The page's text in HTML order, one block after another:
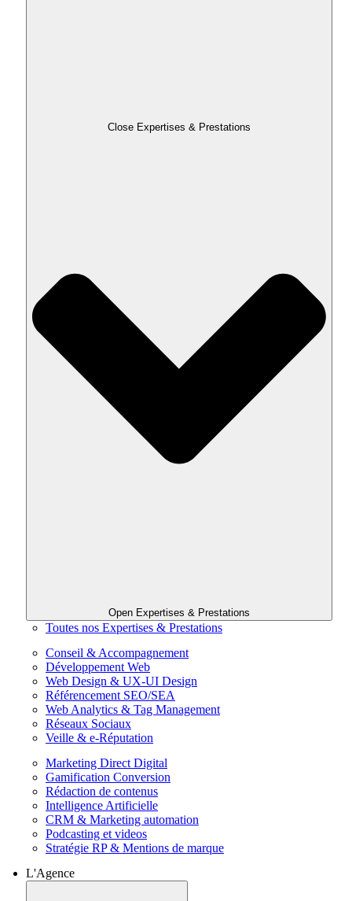
Close Expertises & Prestations
Open Expertises & Prestations
Toutes nos Expertises & Prestations
Conseil & Accompagnement
Développement Web
Web Design & UX-UI Design
Référencement SEO/SEA
Web Analytics & Tag Management
Réseaux Sociaux
Veille & e-Réputation
Marketing Direct Digital
Gamification Conversion
Rédaction de contenus
Intelligence Artificielle
CRM & Marketing automation
Podcasting et videos
Stratégie RP & Mentions de marque
L'Agence